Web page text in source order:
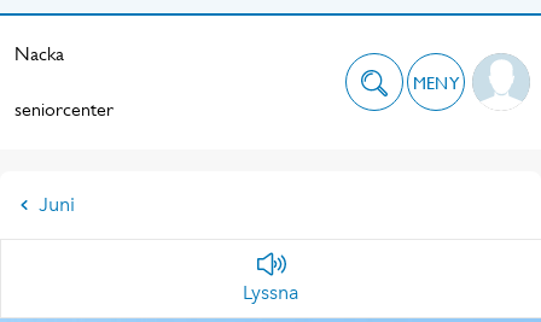
Nacka
seniorcenter
MENY
Juni
Lyssna